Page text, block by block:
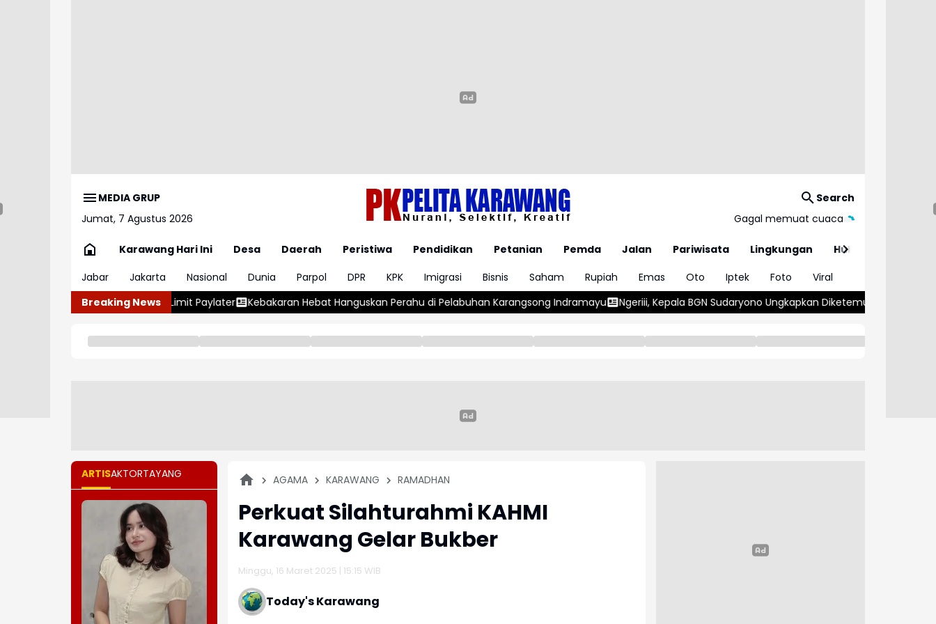
MEDIA GRUP
Jumat, 7 Agustus 2026
Search
Gagal memuat cuaca
Karawang Hari Ini Desa Daerah Peristiwa Pendidikan Petanian Pemda Jalan Pariwisata Lingkungan
Hukum
Jabar
Jakarta Nasional Dunia Parpol DPR KPK Imigrasi Bisnis Saham Rupiah Emas Oto Iptek Foto
Viral
Breaking News
Limit Paylater Kebakaran Hebat Hanguskan Perahu di Pelabuhan Karangsong Indramayu Ngeriii, Kepala BGN Sudaryono Ungkapkan Diketemukan Ada 6 Juta Data Ganda Siswa
ARTISAKTORTAYANG AGAMA KARAWANG RAMADHAN
Perkuat Silahturahmi KAHMI
Karawang Gelar Bukber
Minggu, 16 Maret 2025 | 15:15 WIB
Today's Karawang